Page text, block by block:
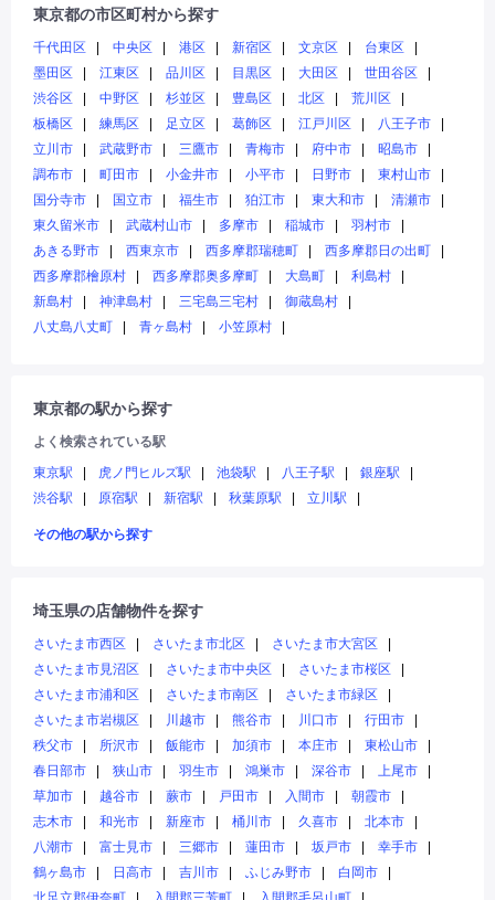
東京都の市区町村から探す
千代田区 中央区 港区 新宿区 文京区
台東区
墨田区
江東区 品川区 目黒区 大田区
世田谷区
渋谷区
中野区 杉並区 豊島区 北区
荒川区
板橋区
練馬区 足立区 葛飾区 江戸川区
八王子市
立川市
武蔵野市 三鷹市 青梅市 府中市
昭島市
調布市
町田市 小金井市 小平市 日野市
東村山市
国分寺市
国立市 福生市 狛江市 東大和市
清瀬市
東久留米市
武蔵村山市 多摩市 稲城市
羽村市
あきる野市
西東京市 西多摩郡瑞穂町
西多摩郡日の出町
西多摩郡檜原村
西多摩郡奥多摩町 大島町
利島村
新島村
神津島村 三宅島三宅村
御蔵島村
八丈島八丈町
青ヶ島村 小笠原村
東京都の駅から探す
よく検索されている駅
東京駅
虎ノ門ヒルズ駅 池袋駅 八王子駅
銀座駅
渋谷駅
原宿駅 新宿駅 秋葉原駅 立川駅
その他の駅から探す
埼玉県の店舗物件を探す
さいたま市西区 さいたま市北区
さいたま市大宮区
さいたま市見沼区
さいたま市中央区
さいたま市桜区
さいたま市浦和区
さいたま市南区
さいたま市緑区
さいたま市岩槻区
川越市 熊谷市 川口市
行田市
秩父市
所沢市 飯能市 加須市 本庄市
東松山市
春日部市
狭山市 羽生市 鴻巣市 深谷市
上尾市
草加市
越谷市 蕨市 戸田市 入間市
朝霞市
志木市
和光市 新座市 桶川市 久喜市
北本市
八潮市
富士見市 三郷市 蓮田市 坂戸市
幸手市
鶴ヶ島市
日高市 吉川市 ふじみ野市
白岡市